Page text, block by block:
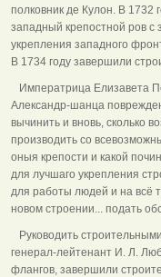
полковник де Кулон. В
западный крепостной ров
укрепления западного
В 1734 году завершили
Императрица Елизавета
Александр-шанца
вычинить и вновь, сколько
производить со
оныя крепости и какой
для лучшаго укрепления
для работы людей и на всё
новом строении... подать
Руководить
генерал-лейтенант И. Л.
флангов, завершили